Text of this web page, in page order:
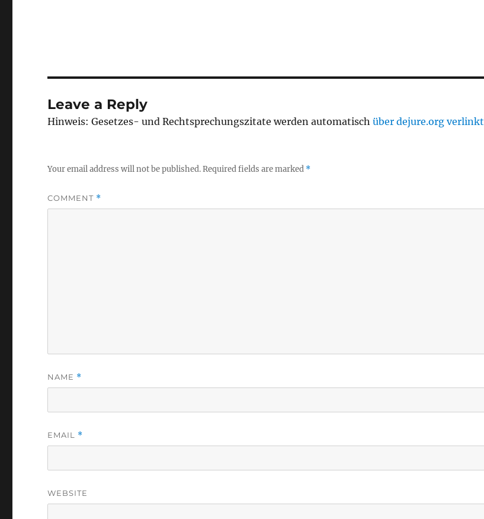
Leave a Reply
Hinweis: Gesetzes- und Rechtsprechungszitate werden automatischüber dejure.org verlinkt
Your email address will not be published.Required fields are marked *
COMMENT *
NAME *
EMAIL *
WEBSITE